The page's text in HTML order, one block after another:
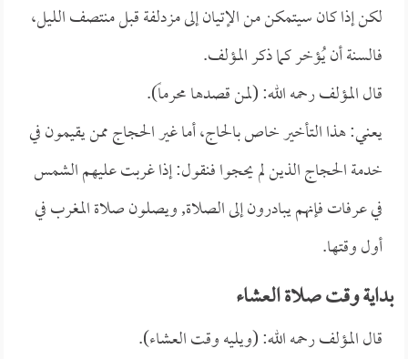
لكن إذا كان سيتمكن من الإتيان إلى مزدلفة قبل منتصف الليل،
فالسنة أن يُؤخر كما ذكر المؤلف.
قال المؤلف رحمه الله: (لمن قصدها محرماً).
يعني: هذا التأخير خاص بالحاج، أما غير الحجاج ممن يقيمون في
خدمة الحجاج الذين لم يحجوا فنقول: إذا غربت عليهم الشمس
في عرفات فإنهم يبادرون إلى الصلاة, ويصلون صلاة المغرب في
أول وقتها.
بداية وقت صلاة العشاء
قال المؤلف رحمه الله: (ويليه وقت العشاء).